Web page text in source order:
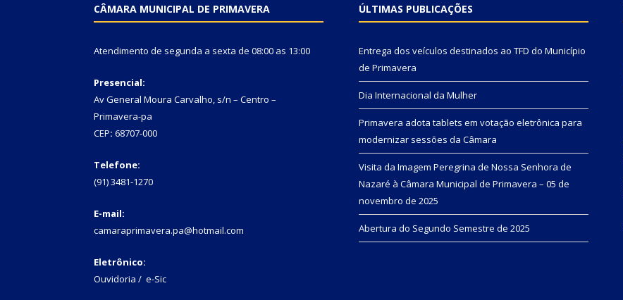
CÂMARA MUNICIPAL DE PRIMAVERA
Atendimento de segunda a sexta de 08:00 as 13:00
Presencial:
Av General Moura Carvalho, s/n – Centro –
Primavera-pa
CEP: 68707-000
Telefone:
(91) 3481-1270
E-mail:
camaraprimavera.pa@hotmail.com
Eletrônico:
Ouvidoria / e-Sic
ÚLTIMAS PUBLICAÇÕES
Entrega dos veículos destinados ao TFD do Município
de Primavera
Dia Internacional da Mulher
Primavera adota tablets em votação eletrônica para
modernizar sessões da Câmara
Visita da Imagem Peregrina de Nossa Senhora de
Nazaré à Câmara Municipal de Primavera – 05 de
novembro de 2025
Abertura do Segundo Semestre de 2025